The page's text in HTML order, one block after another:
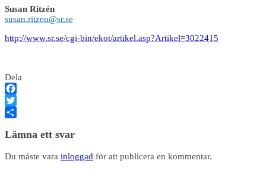
Susan Ritzén
susan.ritzen@sr.se
http://www.sr.se/cgi-bin/ekot/artikel.asp?Artikel=3022415
Dela
Facebook
Twitter
Lämna ett svar
Du måste vara inloggad för att publicera en kommentar.